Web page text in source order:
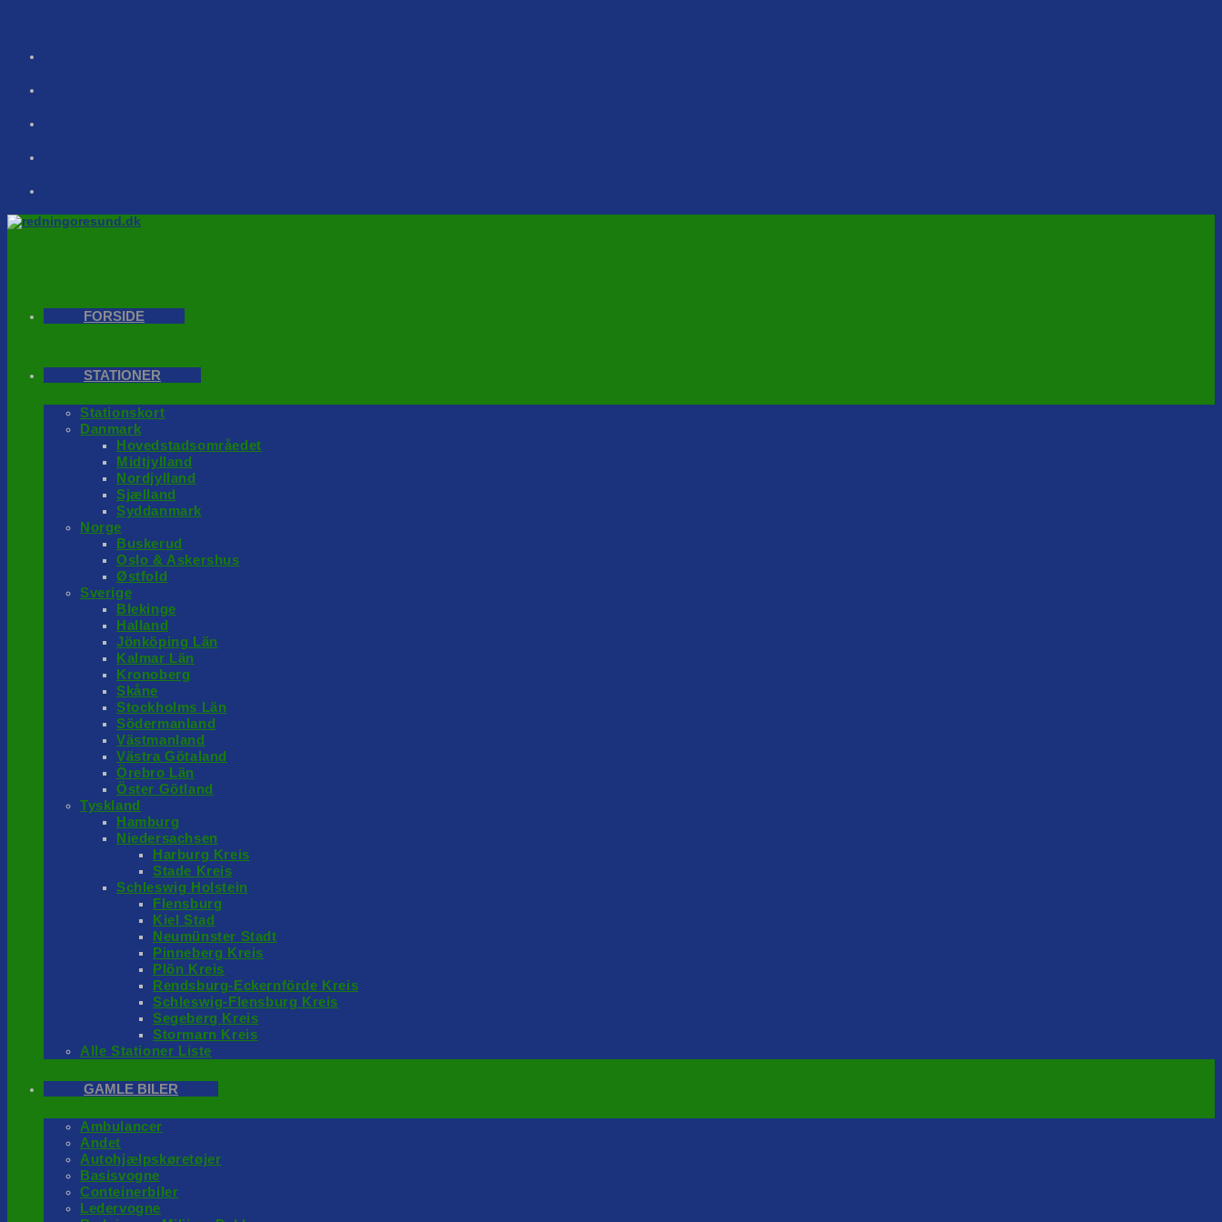
FORSIDE
STATIONER
Stationskort
Danmark
Hovedstadsområedet
Midtjylland
Nordjylland
Sjælland
Syddanmark
Norge
Buskerud
Oslo & Askershus
Østfold
Sverige
Blekinge
Halland
Jönköping Län
Kalmar Län
Kronoberg
Skåne
Stockholms Län
Södermanland
Västmanland
Västra Götaland
Örebro Län
Öster Götland
Tyskland
Hamburg
Niedersachsen
Harburg Kreis
Stade Kreis
Schleswig Holstein
Flensburg
Kiel Stad
Neumünster Stadt
Pinneberg Kreis
Plön Kreis
Rendsburg-Eckernförde Kreis
Schleswig-Flensburg Kreis
Segeberg Kreis
Stormarn Kreis
Alle Stationer Liste
GAMLE BILER
Ambulancer
Andet
Autohjælpskøretøjer
Basisvogne
Conteinerbiler
Ledervogne